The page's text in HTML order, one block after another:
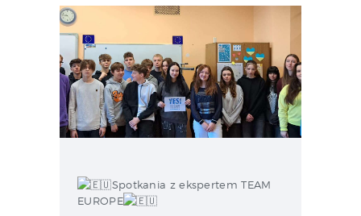
REKRUTACJA
PROJEKTY
GALERIA ZDJĘĆ
KONTAKT
Spotkania z ekspertem TEAM
EUROPE